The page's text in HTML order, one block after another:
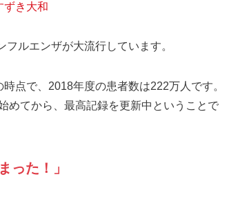
ずき大和
ルエンザが大流行しています。
点で、2018年度の患者数は222万人です。
めてから、最高記録を更新中ということで
った！」